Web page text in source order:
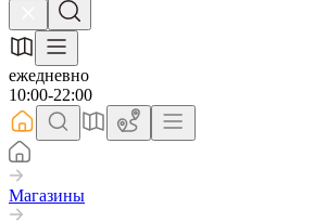
ежедневно
10:00-22:00
Магазины